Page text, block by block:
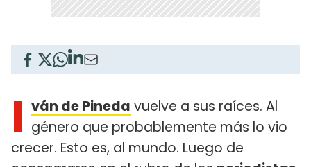
I ván de Pineda vuelve a sus raíces. Al
género que probablemente más lo vio
crecer. Esto es, al mundo. Luego de